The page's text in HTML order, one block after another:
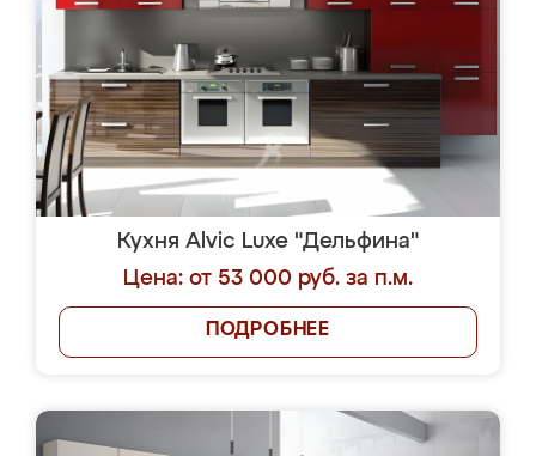
Кухня Alvic Luxe "Дельфина"
Цена: от 53 000 руб. за п.м.
ПОДРОБНЕЕ